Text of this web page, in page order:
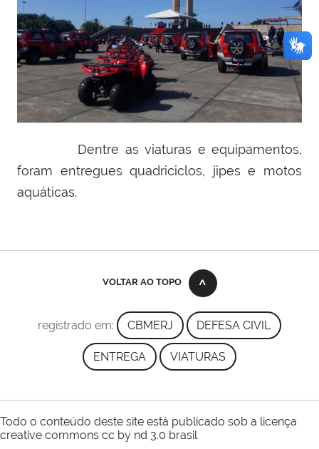
Dentre as viaturas e equipamentos,
foram entregues quadriciclos, jipes e motos
aquáticas.
VOLTAR AO TOPO
registrado em: CBMERJ DEFESA CIVIL
ENTREGA VIATURAS
Todo o conteúdo deste site está publicado sob a licença
creative commons cc by nd 3.0 brasil